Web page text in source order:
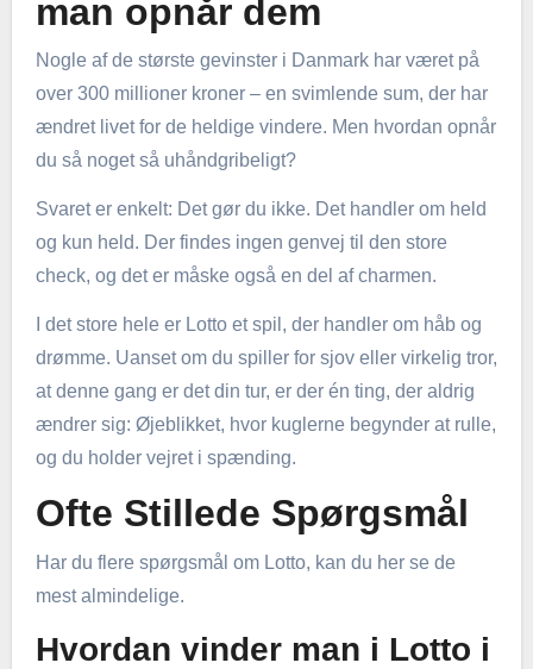
man opnår dem
Nogle af de største gevinster i Danmark har været på
over 300 millioner kroner – en svimlende sum, der har
ændret livet for de heldige vindere. Men hvordan opnår
du så noget så uhåndgribeligt?
Svaret er enkelt: Det gør du ikke. Det handler om held
og kun held. Der findes ingen genvej til den store
check, og det er måske også en del af charmen.
I det store hele er Lotto et spil, der handler om håb og
drømme. Uanset om du spiller for sjov eller virkelig tror,
at denne gang er det din tur, er der én ting, der aldrig
ændrer sig: Øjeblikket, hvor kuglerne begynder at rulle,
og du holder vejret i spænding.
Ofte Stillede Spørgsmål
Har du flere spørgsmål om Lotto, kan du her se de
mest almindelige.
Hvordan vinder man i Lotto i